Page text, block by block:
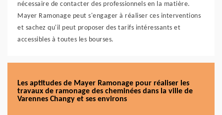
nécessaire de contacter des professionnels en la matière.
Mayer Ramonage peut s'engager à réaliser ces interventions
et sachez qu'il peut proposer des tarifs intéressants et
accessibles à toutes les bourses.
Les aptitudes de Mayer Ramonage pour réaliser les
travaux de ramonage des cheminées dans la ville de
Varennes Changy et ses environs